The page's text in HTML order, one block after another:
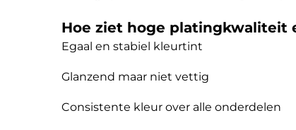
Hoe ziet hoge platingkwaliteit
Egaal en stabiel kleurtint
Glanzend maar niet vettig
Consistente kleur over alle onderdelen